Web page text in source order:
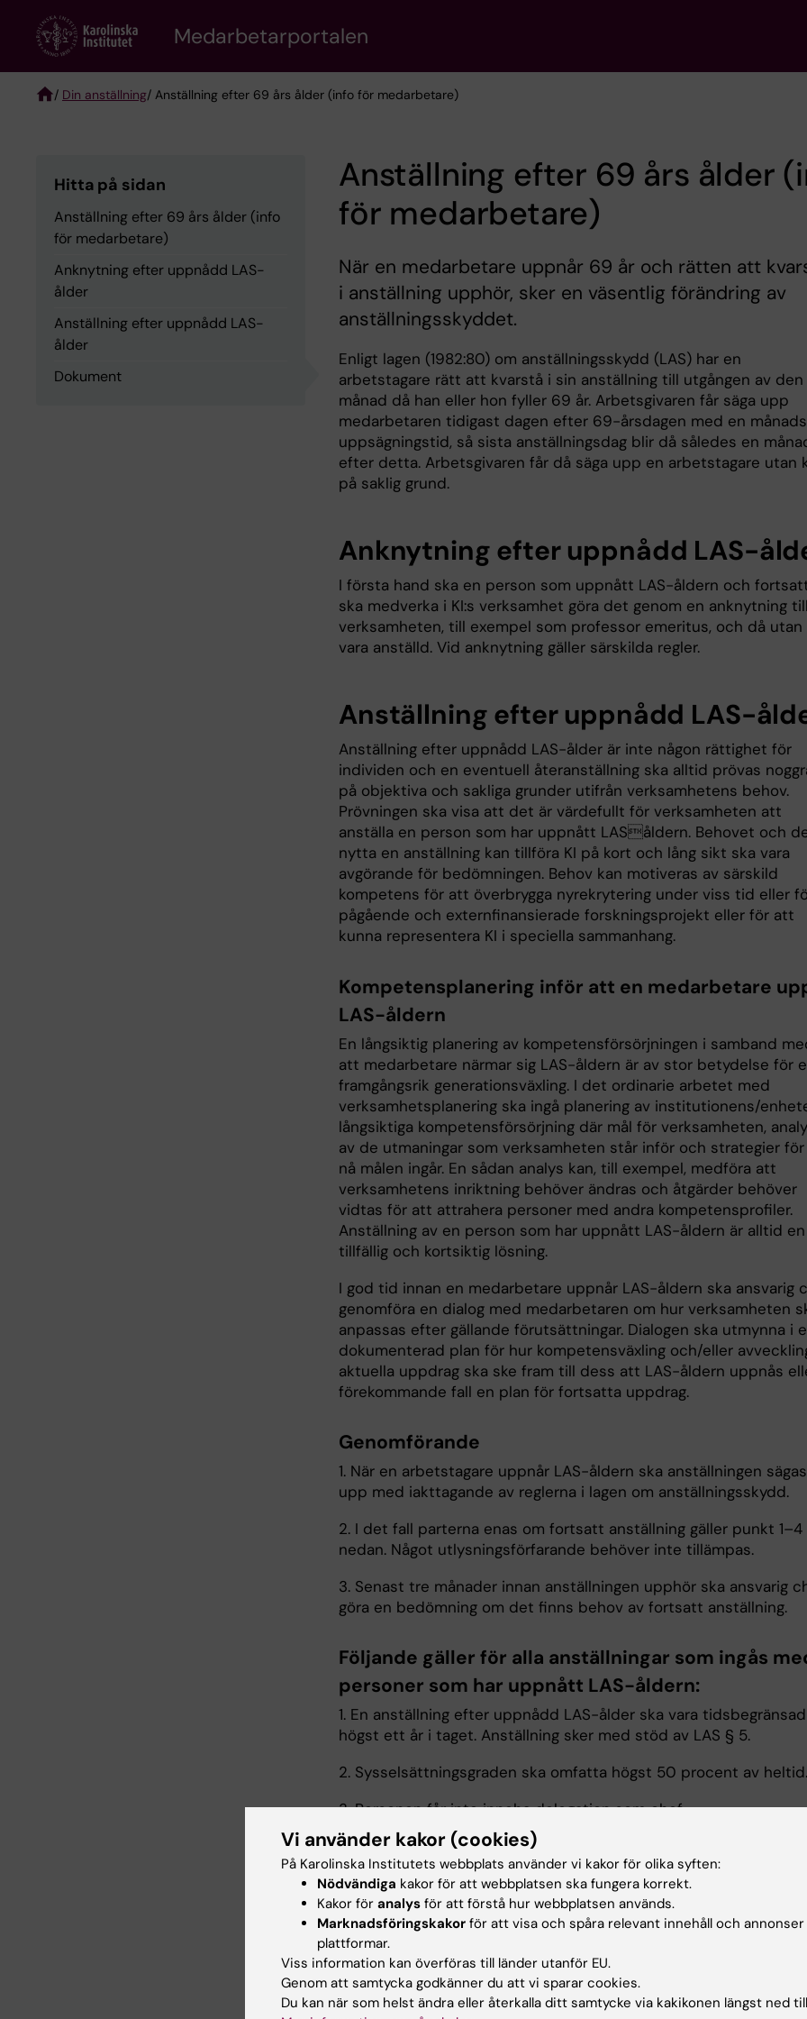
content
Medarbetarportalen
/ Din anställning/ Anställning efter 69 års ålder (info för medarbetare)
Hitta på sidan
Anställning efter 69 års ålder (info
för medarbetare)
Anknytning efter uppnådd LAS-
ålder
Anställning efter uppnådd LAS-
ålder
Dokument
Anställning efter 69 års ålder
för medarbetare)
När en medarbetare uppnår 69 år och rätten att
i anställning upphör, sker en väsentlig förändring av
anställningsskyddet.
Enligt lagen (1982:80) om anställningsskydd (LAS) har en
arbetstagare rätt att kvarstå i sin anställning till utgången av den
månad då han eller hon fyller 69 år. Arbetsgivaren får säga upp
medarbetaren tidigast dagen efter 69-årsdagen med en månads
uppsägningstid, så sista anställningsdag blir då således en
efter detta. Arbetsgivaren får då säga upp en arbetstagare utan
på saklig grund.
Anknytning efter uppnådd LAS-
I första hand ska en person som uppnått LAS-åldern och
ska medverka i KI:s verksamhet göra det genom en anknytning till
verksamheten, till exempel som professor emeritus, och då
vara anställd. Vid anknytning gäller särskilda regler.
Anställning efter uppnådd LAS-
Anställning efter uppnådd LAS-ålder är inte någon rättighet för
individen och en eventuell återanställning ska alltid prövas
på objektiva och sakliga grunder utifrån verksamhetens behov.
Prövningen ska visa att det är värdefullt för verksamheten att
anställa en person som har uppnått LASåldern. Behovet och
nytta en anställning kan tillföra KI på kort och lång sikt ska vara
avgörande för bedömningen. Behov kan motiveras av särskild
kompetens för att överbrygga nyrekrytering under viss tid eller
pågående och externfinansierade forskningsprojekt eller för att
kunna representera KI i speciella sammanhang.
Kompetensplanering inför att en medarbetare
LAS-åldern
En långsiktig planering av kompetensförsörjningen i samband
att medarbetare närmar sig LAS-åldern är av stor betydelse för
framgångsrik generationsväxling. I det ordinarie arbetet med
verksamhetsplanering ska ingå planering av institutionens/
långsiktiga kompetensförsörjning där mål för verksamheten,
av de utmaningar som verksamheten står inför och strategier
nå målen ingår. En sådan analys kan, till exempel, medföra att
verksamhetens inriktning behöver ändras och åtgärder behöver
vidtas för att attrahera personer med andra kompetensprofiler.
Anställning av en person som har uppnått LAS-åldern är alltid en
tillfällig och kortsiktig lösning.
I god tid innan en medarbetare uppnår LAS-åldern ska ansvarig
genomföra en dialog med medarbetaren om hur verksamheten
anpassas efter gällande förutsättningar. Dialogen ska utmynna i
dokumenterad plan för hur kompetensväxling och/eller
aktuella uppdrag ska ske fram till dess att LAS-åldern uppnås
förekommande fall en plan för fortsatta uppdrag.
Genomförande
1. När en arbetstagare uppnår LAS-åldern ska anställningen sägas
upp med iakttagande av reglerna i lagen om anställningsskydd.
2. I det fall parterna enas om fortsatt anställning gäller punkt 1–4
nedan. Något utlysningsförfarande behöver inte tillämpas.
3. Senast tre månader innan anställningen upphör ska ansvarig
göra en bedömning om det finns behov av fortsatt anställning.
Följande gäller för alla anställningar som ingås
personer som har uppnått LAS-åldern:
1. En anställning efter uppnådd LAS-ålder ska vara
högst ett år i taget. Anställning sker med stöd av LAS § 5.
2. Sysselsättningsgraden ska omfatta högst 50 procent av heltid.
3. Personen får inte inneha delegation som chef.
4. Anställningsvillkoren ska regleras i ett nytt anställningsbevis.
5. Beslut om anställning fattas av prefekt efter samråd med dekan
avseende de tre första åren efter uppnådd LAS-ålder. Därefter
vicerektor beslut efter förslag av prefekt.
Fortsatt verksamhet för tidigare anställda lärare
Utöver vad som anges ovan 1-4 i stycket ovan gäller
Vi använder kakor (cookies)
På Karolinska Institutets webbplats använder vi kakor för olika syften:
Nödvändiga kakor för att webbplatsen ska fungera korrekt.
Kakor för analys för att förstå hur webbplatsen används.
Marknadsföringskakor för att visa och spåra relevant innehåll och
plattformar.
Viss information kan överföras till länder utanför EU.
Genom att samtycka godkänner du att vi sparar cookies.
Du kan när som helst ändra eller återkalla ditt samtycke via kakikonen längst ned